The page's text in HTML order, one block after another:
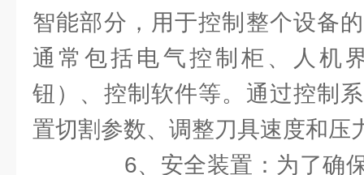
智能部分，用于控制整个设备
通常包括电气控制柜、人机
钮）、控制软件等。通过控制
置切割参数、调整刀具速度和压
6、安全装置：为了确保